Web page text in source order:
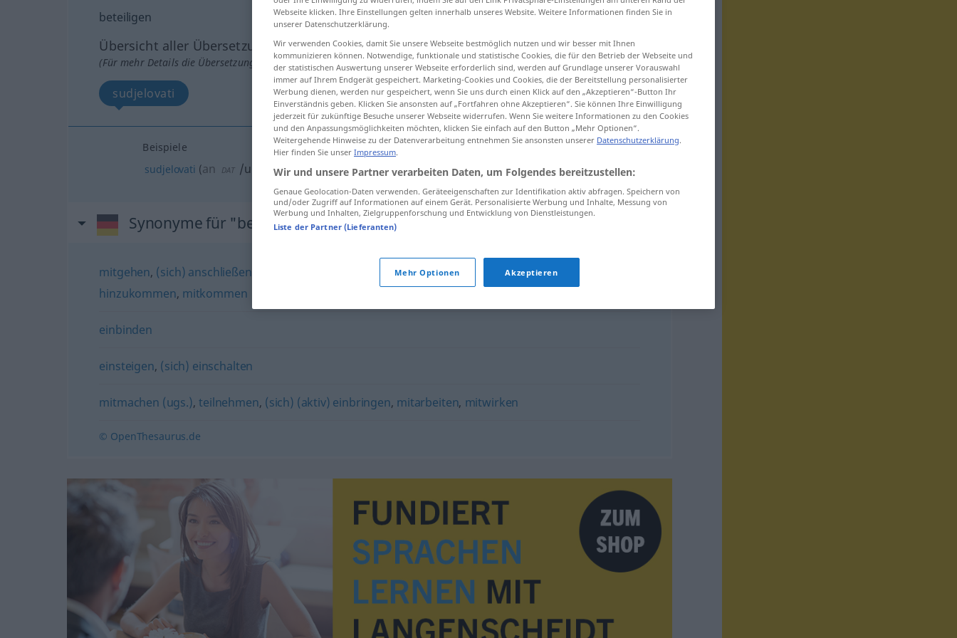
beteiligen
Übersicht aller Übersetzungen
(Für mehr Details die Übersetzung anklicken/antippen)
sudjelovati
Beispiele
sudjelovati (an DAT /u ) sich beteiligen
Synonyme für "beteiligen"
mitgehen, (sich) anschließen dazukommen,mitmachen,(sich) zugesellen
hinzukommen, mitkommen
einbinden
einsteigen, (sich) einschalten
mitmachen (ugs.),teilnehmen, (sich) (aktiv) einbringen, mitarbeiten, mitwirken
© OpenThesaurus.de
Webseite klicken. Ihre Einstellungen gelten innerhalb unseres Website. Weitere Informationen finden Sie in
unserer Datenschutzerklärung.
Wir verwenden Cookies, damit Sie unsere Webseite bestmöglich nutzen und wir besser mit Ihnen
kommunizieren können. Notwendige, funktionale und statistische Cookies, die für den Betrieb der Webseite und
der statistischen Auswertung unserer Webseite erforderlich sind, werden auf Grundlage unserer Vorauswahl
immer auf Ihrem Endgerät gespeichert. Marketing-Cookies und Cookies, die der Bereitstellung personalisierter
Werbung dienen, werden nur gespeichert, wenn Sie uns durch einen Klick auf den „Akzeptieren“-Button Ihr
Einverständnis geben. Klicken Sie ansonsten auf „Fortfahren ohne Akzeptieren“. Sie können Ihre Einwilligung
jederzeit für zukünftige Besuche unserer Webseite widerrufen. Wenn Sie weitere Informationen zu den Cookies
und den Anpassungsmöglichkeiten möchten, klicken Sie einfach auf den Button „Mehr Optionen“.
Weitergehende Hinweise zu der Datenverarbeitung entnehmen Sie ansonsten unserer Datenschutzerklärung.
Hier finden Sie unser Impressum.
Wir und unsere Partner verarbeiten Daten, um Folgendes bereitzustellen:
Genaue Geolocation-Daten verwenden. Geräteeigenschaften zur Identifikation aktiv abfragen. Speichern von
und/oder Zugriff auf Informationen auf einem Gerät. Personalisierte Werbung und Inhalte, Messung von
Werbung und Inhalten, Zielgruppenforschung und Entwicklung von Dienstleistungen.
Liste der Partner (Lieferanten)
Mehr Optionen Akzeptieren